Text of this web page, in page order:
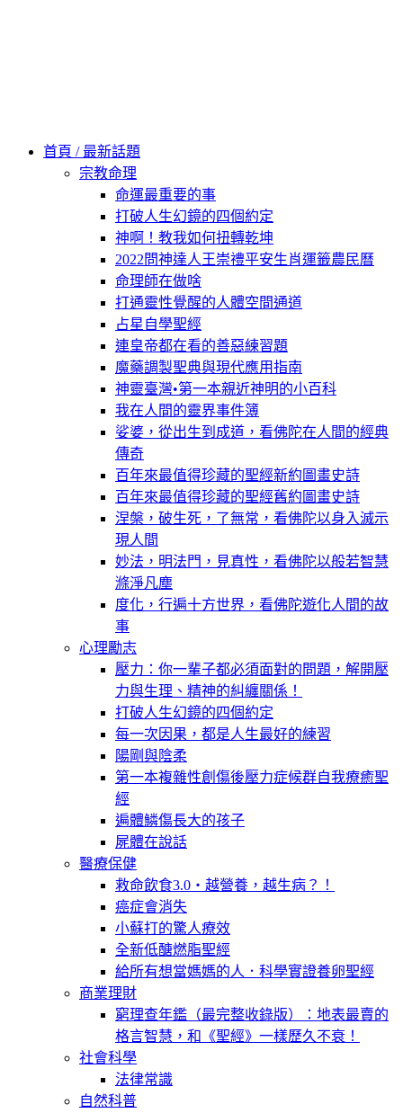
首頁 / 最新話題
宗教命理
命運最重要的事
打破人生幻鏡的四個約定
神啊！教我如何扭轉乾坤
2022問神達人王崇禮平安生肖運籤農民曆
命理師在做啥
打通靈性覺醒的人體空間通道
占星自學聖經
連皇帝都在看的善惡練習題
魔藥調製聖典與現代應用指南
神靈臺灣•第一本親近神明的小百科
我在人間的靈界事件簿
娑婆，從出生到成道，看佛陀在人間的經典
傳奇
百年來最值得珍藏的聖經新約圖畫史詩
百年來最值得珍藏的聖經舊約圖畫史詩
涅槃，破生死，了無常，看佛陀以身入滅示
現人間
妙法，明法門，見真性，看佛陀以般若智慧
滌淨凡塵
度化，行遍十方世界，看佛陀遊化人間的故
事
心理勵志
壓力：你一輩子都必須面對的問題，解開壓
力與生理、精神的糾纏關係！
打破人生幻鏡的四個約定
每一次因果，都是人生最好的練習
陽剛與陰柔
第一本複雜性創傷後壓力症候群自我療癒聖
經
遍體鱗傷長大的孩子
屍體在說話
醫療保健
救命飲食3.0‧越營養，越生病？！
癌症會消失
小蘇打的驚人療效
全新低醣燃脂聖經
給所有想當媽媽的人．科學實證養卵聖經
商業理財
窮理查年鑑（最完整收錄版）：地表最賣的
格言智慧，和《聖經》一樣歷久不衰！
社會科學
法律常識
自然科普